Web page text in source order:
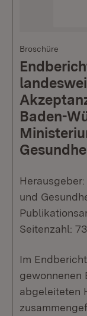
Broschüre
Baden-
und
Seitenzahl: 73
Im
gewonnenen
abgeleiteten